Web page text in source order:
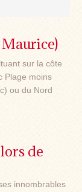
sur la côte
Plage moins
ou du Nord
de
innombrables